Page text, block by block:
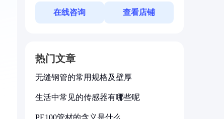
在线咨询 查看店铺
热门文章
无缝钢管的常用规格及壁厚
生活中常见的传感器有哪些呢
PE100管材的含义是什么